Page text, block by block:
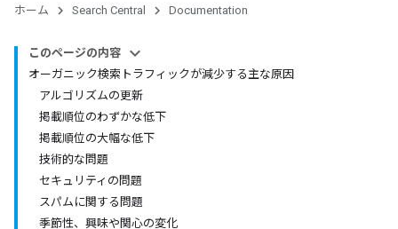
ホーム Search Central Documentation
このページの内容
オーガニック検索トラフィックが減少する主な原因
アルゴリズムの更新
掲載順位のわずかな低下
掲載順位の大幅な低下
技術的な問題
セキュリティの問題
スパムに関する問題
季節性、興味や関心の変化